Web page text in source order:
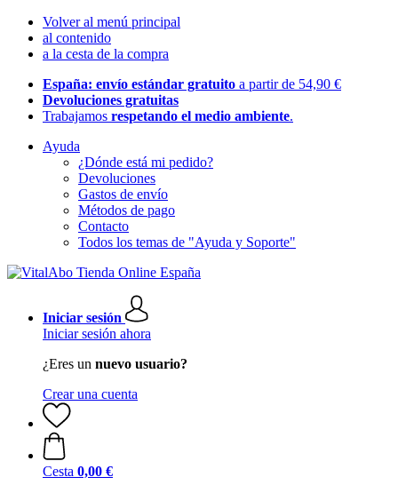
Volver al menú principal
al contenido
a la cesta de la compra
España: envío estándar gratuito a partir de 54,90 €
Devoluciones gratuitas
Trabajamos respetando el medio ambiente.
Ayuda
¿Dónde está mi pedido?
Devoluciones
Gastos de envío
Métodos de pago
Contacto
Todos los temas de "Ayuda y Soporte"
Iniciar sesión
Iniciar sesión ahora
¿Eres un nuevo usuario?
Crear una cuenta
Cesta 0,00 €